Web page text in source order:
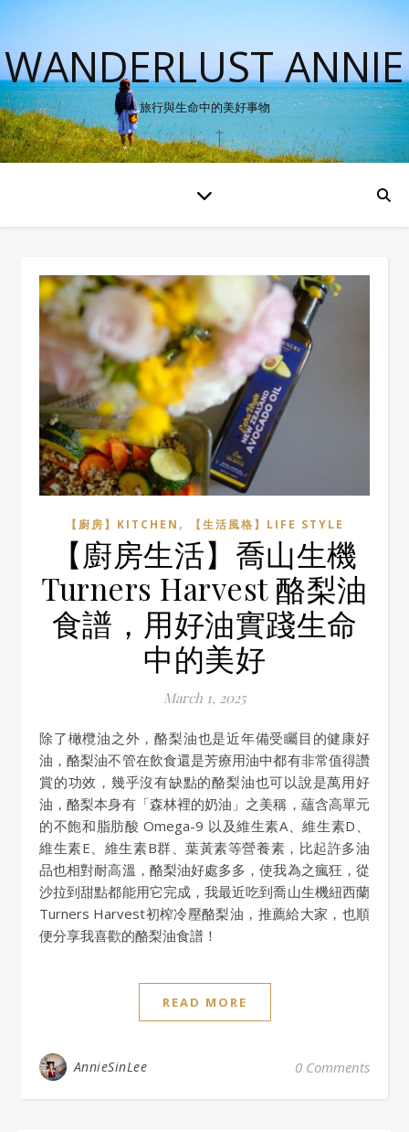
WANDERLUST ANNIE
旅行與生命中的美好事物
【廚房】KITCHEN , 【生活風格】LIFE STYLE
【廚房生活】喬山生機
Turners Harvest 酪梨油
食譜，用好油實踐生命
中的美好
March 1, 2025
除了橄欖油之外，酪梨油也是近年備受矚目的健康好
油，酪梨油不管在飲食還是芳療用油中都有非常值得讚
賞的功效，幾乎沒有缺點的酪梨油也可以說是萬用好
油，酪梨本身有「森林裡的奶油」之美稱，蘊含高單元
的不飽和脂肪酸 Omega-9 以及維生素A、維生素D、
維生素E、維生素B群、葉黃素等營養素，比起許多油
品也相對耐高溫，酪梨油好處多多，使我為之瘋狂，從
沙拉到甜點都能用它完成，我最近吃到喬山生機紐西蘭
Turners Harvest初榨冷壓酪梨油，推薦給大家，也順
便分享我喜歡的酪梨油食譜！
READ MORE
AnnieSinLee 0 Comments